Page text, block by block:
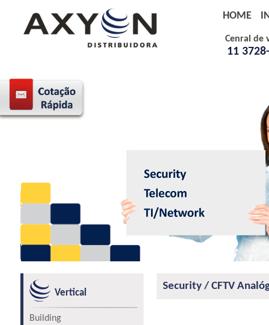
Cenral de
11
HOME
Vertical
Building
Security / CFTV